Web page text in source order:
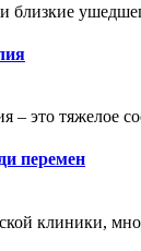
близкие
– это тяжелое
перемен
клиники,